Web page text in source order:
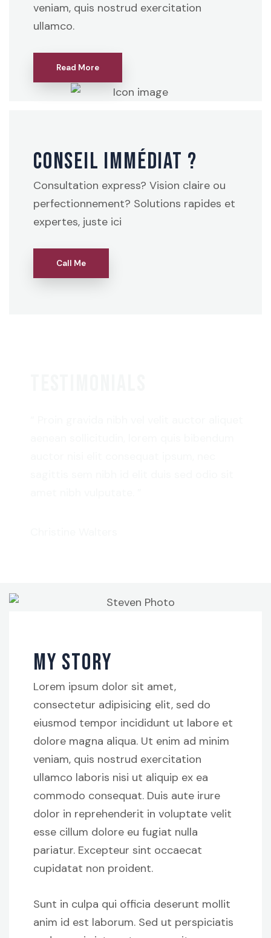
CONSEIL IMMÉDIAT ?
Consultation express? Vision claire ou
perfectionnement? Solutions rapides et
expertes, juste ici
Call Me
veniam, quis nostrud exercitation
ullamco.
Read More
MY STORY
Lorem ipsum dolor sit amet,
consectetur adipisicing elit, sed do
eiusmod tempor incididunt ut labore et
dolore magna aliqua. Ut enim ad minim
veniam, quis nostrud exercitation
ullamco laboris nisi ut aliquip ex ea
commodo consequat. Duis aute irure
dolor in reprehenderit in voluptate velit
esse cillum dolore eu fugiat nulla
pariatur. Excepteur sint occaecat
cupidatat non proident.
Sunt in culpa qui officia deserunt mollit
anim id est laborum. Sed ut perspiciatis